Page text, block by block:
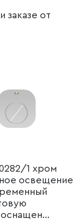
заказе от
1 хром
освещение
оснащен